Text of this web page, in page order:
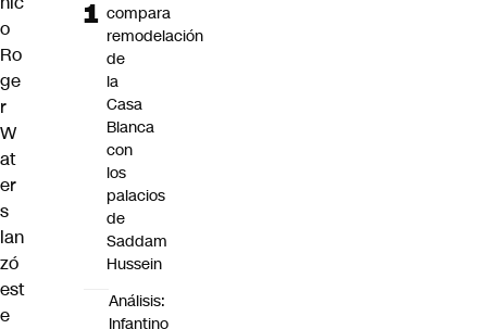
o
Ro
ge
r
W
at
er
s
lan
zó
est
e
compara
remodelación
de
la
Casa
Blanca
con
los
palacios
de
Saddam
Hussein
Análisis:
Infantino